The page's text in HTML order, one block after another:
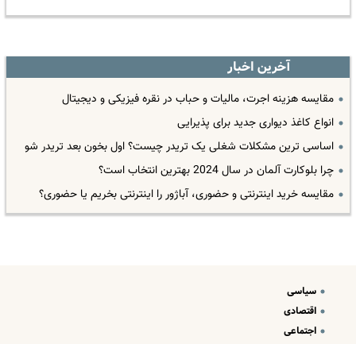
آخرین اخبار
مقایسه هزینه اجرت، مالیات و حباب در نقره فیزیکی و دیجیتال
انواع کاغذ دیواری جدید برای پذیرایی
اساسی ترین مشکلات شغلی یک تریدر چیست؟ اول بخون بعد تریدر شو
چرا بلوکارت آلمان در سال 2024 بهترین انتخاب است؟
مقایسه خرید اینترنتی و حضوری، آباژور را اینترنتی بخریم یا حضوری؟
سیاسی
اقتصادی
اجتماعی